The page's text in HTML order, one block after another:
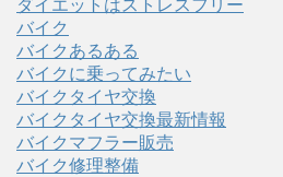
ダイエットはストレスフリー
バイク
バイクあるある
バイクに乗ってみたい
バイクタイヤ交換
バイクタイヤ交換最新情報
バイクマフラー販売
バイク修理整備